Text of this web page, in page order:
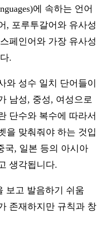
에 속하는 언어
, 포루투갈어와 유사성
페인어와 가장 유사성
.
와 성수 일치 단어들이
남성, 중성, 여성으로
단수와 복수에 따라서
을 맞춰줘야 하는 것입
국, 일본 등의 아시아
생각됩니다.
보고 발음하기 쉬움
존재하지만 규칙과 창